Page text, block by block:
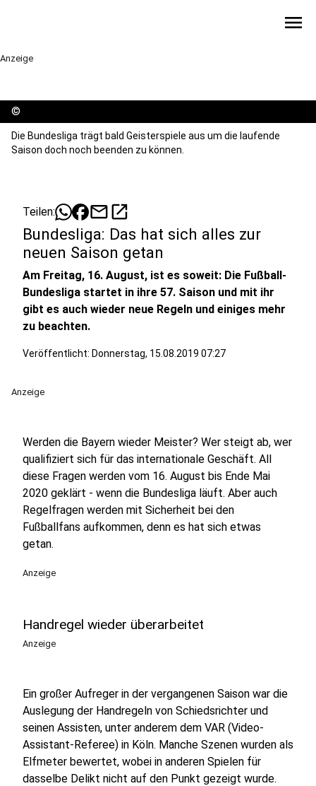
menu
Anzeige
©
Die Bundesliga trägt bald Geisterspiele aus um die laufende
Saison doch noch beenden zu können.
Teilen: mailopen_in_new
Bundesliga: Das hat sich alles zur
neuen Saison getan
Am Freitag, 16. August, ist es soweit: Die Fußball-
Bundesliga startet in ihre 57. Saison und mit ihr
gibt es auch wieder neue Regeln und einiges mehr
zu beachten.
Veröffentlicht: Donnerstag, 15.08.2019 07:27
Anzeige
Werden die Bayern wieder Meister? Wer steigt ab, wer
qualifiziert sich für das internationale Geschäft. All
diese Fragen werden vom 16. August bis Ende Mai
2020 geklärt - wenn die Bundesliga läuft. Aber auch
Regelfragen werden mit Sicherheit bei den
Fußballfans aufkommen, denn es hat sich etwas
getan.
Anzeige
Handregel wieder überarbeitet
Anzeige
Ein großer Aufreger in der vergangenen Saison war die
Auslegung der Handregeln von Schiedsrichter und
seinen Assisten, unter anderem dem VAR (Video-
Assistant-Referee) in Köln. Manche Szenen wurden als
Elfmeter bewertet, wobei in anderen Spielen für
dasselbe Delikt nicht auf den Punkt gezeigt wurde.